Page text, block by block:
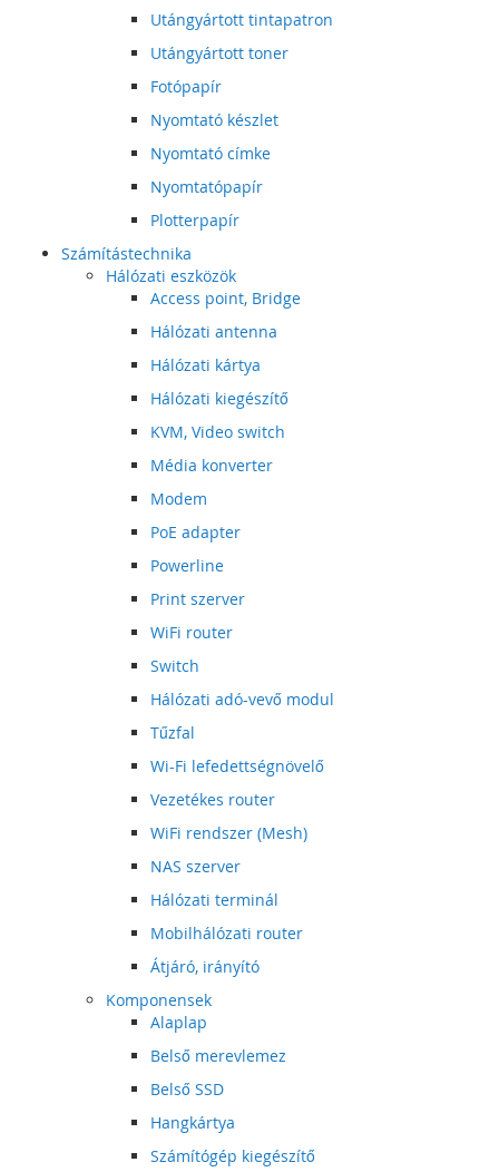
Utángyártott tintapatron
Utángyártott toner
Fotópapír
Nyomtató készlet
Nyomtató címke
Nyomtatópapír
Plotterpapír
Számítástechnika
Hálózati eszközök
Access point, Bridge
Hálózati antenna
Hálózati kártya
Hálózati kiegészítő
KVM, Video switch
Média konverter
Modem
PoE adapter
Powerline
Print szerver
WiFi router
Switch
Hálózati adó-vevő modul
Tűzfal
Wi-Fi lefedettségnövelő
Vezetékes router
WiFi rendszer (Mesh)
NAS szerver
Hálózati terminál
Mobilhálózati router
Átjáró, irányító
Komponensek
Alaplap
Belső merevlemez
Belső SSD
Hangkártya
Számítógép kiegészítő